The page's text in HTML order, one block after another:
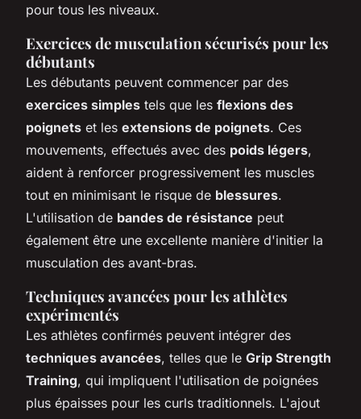
pour tous les niveaux.
Exercices de musculation sécurisés pour les
débutants
Les débutants peuvent commencer par des
exercices simples tels que les flexions des
poignets et les extensions de poignets. Ces
mouvements, effectués avec des poids légers,
aident à renforcer progressivement les muscles
tout en minimisant le risque de blessures.
L'utilisation de bandes de résistance peut
également être une excellente manière d'initier la
musculation des avant-bras.
Techniques avancées pour les athlètes
expérimentés
Les athlètes confirmés peuvent intégrer des
techniques avancées, telles que le Grip Strength
Training, qui impliquent l'utilisation de poignées
plus épaisses pour les curls traditionnels. L'ajout